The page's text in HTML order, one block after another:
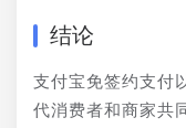
结论
支付宝免签约支付
代消费者和商家共